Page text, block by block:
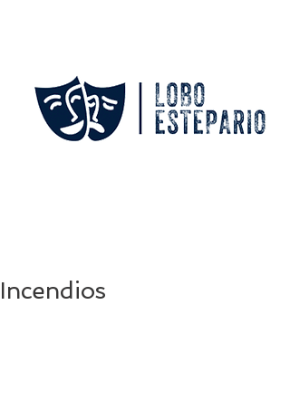
Incendios